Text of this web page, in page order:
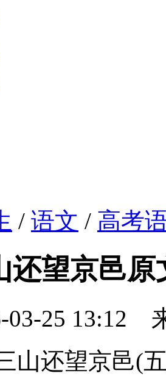
/ 语文 / 高考
还望京邑
03-25 13:12
还望京邑(五